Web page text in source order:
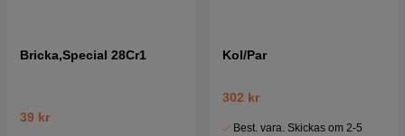
Bricka,Special 28Cr1
39 kr
Kol/Par
302 kr
Best. vara. Skickas om 2-5